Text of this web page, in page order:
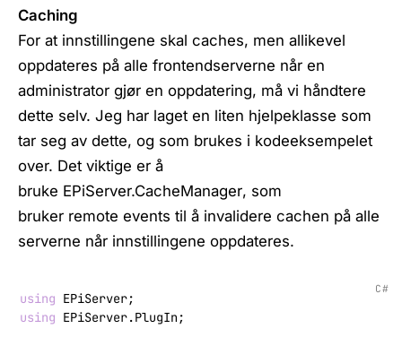
Caching
For at innstillingene skal caches, men allikevel
oppdateres på alle frontendserverne når en
administrator gjør en oppdatering, må vi håndtere
dette selv. Jeg har laget en liten hjelpeklasse som
tar seg av dette, og som brukes i kodeeksempelet
over. Det viktige er å
bruke EPiServer.CacheManager, som
bruker remote events til å invalidere cachen på alle
serverne når innstillingene oppdateres.
using
using EPiServer.PlugIn;
C#